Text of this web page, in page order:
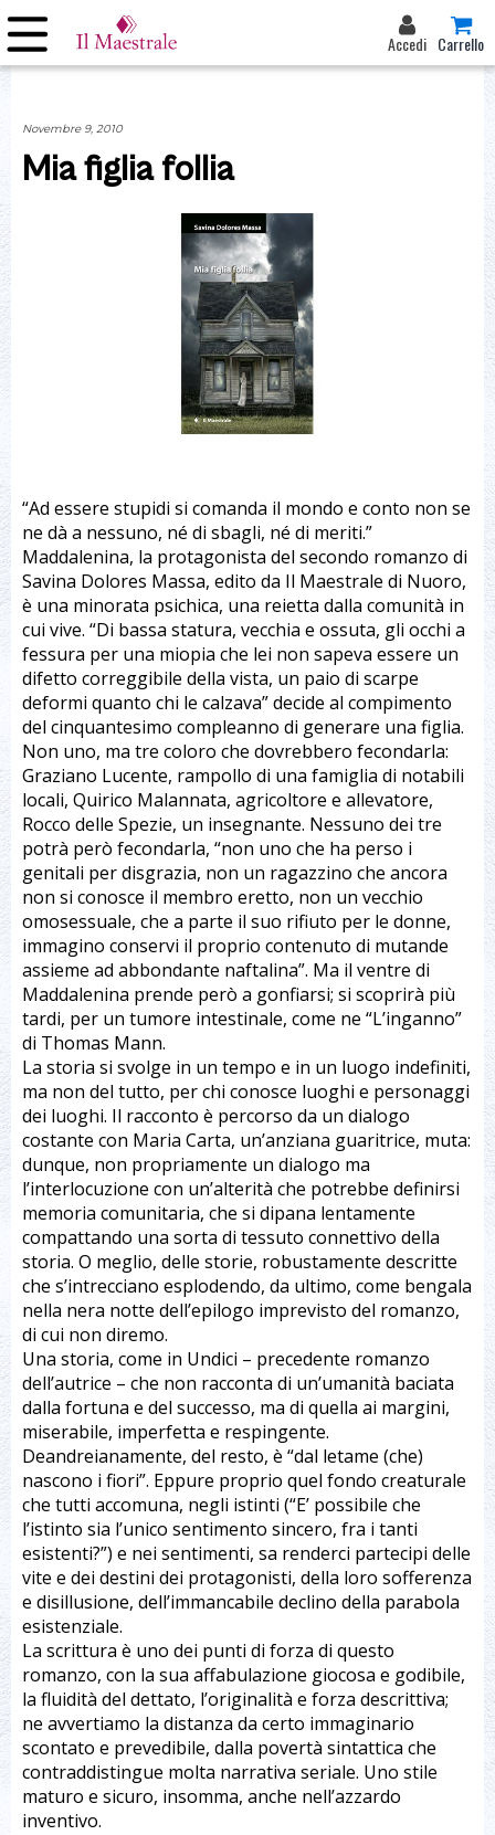
Accedi Carrello
Novembre 9, 2010
Mia figlia follia
“Ad essere stupidi si comanda il mondo e conto non se
ne dà a nessuno, né di sbagli, né di meriti.”
Maddalenina, la protagonista del secondo romanzo di
Savina Dolores Massa, edito da Il Maestrale di Nuoro,
è una minorata psichica, una reietta dalla comunità in
cui vive. “Di bassa statura, vecchia e ossuta, gli occhi a
fessura per una miopia che lei non sapeva essere un
difetto correggibile della vista, un paio di scarpe
deformi quanto chi le calzava” decide al compimento
del cinquantesimo compleanno di generare una figlia.
Non uno, ma tre coloro che dovrebbero fecondarla:
Graziano Lucente, rampollo di una famiglia di notabili
locali, Quirico Malannata, agricoltore e allevatore,
Rocco delle Spezie, un insegnante. Nessuno dei tre
potrà però fecondarla, “non uno che ha perso i
genitali per disgrazia, non un ragazzino che ancora
non si conosce il membro eretto, non un vecchio
omosessuale, che a parte il suo rifiuto per le donne,
immagino conservi il proprio contenuto di mutande
assieme ad abbondante naftalina”. Ma il ventre di
Maddalenina prende però a gonfiarsi; si scoprirà più
tardi, per un tumore intestinale, come ne “L’inganno”
di Thomas Mann.
La storia si svolge in un tempo e in un luogo indefiniti,
ma non del tutto, per chi conosce luoghi e personaggi
dei luoghi. Il racconto è percorso da un dialogo
costante con Maria Carta, un’anziana guaritrice, muta:
dunque, non propriamente un dialogo ma
l’interlocuzione con un’alterità che potrebbe definirsi
memoria comunitaria, che si dipana lentamente
compattando una sorta di tessuto connettivo della
storia. O meglio, delle storie, robustamente descritte
che s’intrecciano esplodendo, da ultimo, come bengala
nella nera notte dell’epilogo imprevisto del romanzo,
di cui non diremo.
Una storia, come in Undici – precedente romanzo
dell’autrice – che non racconta di un’umanità baciata
dalla fortuna e del successo, ma di quella ai margini,
miserabile, imperfetta e respingente.
Deandreianamente, del resto, è “dal letame (che)
nascono i fiori”. Eppure proprio quel fondo creaturale
che tutti accomuna, negli istinti (“E’ possibile che
l’istinto sia l’unico sentimento sincero, fra i tanti
esistenti?”) e nei sentimenti, sa renderci partecipi delle
vite e dei destini dei protagonisti, della loro sofferenza
e disillusione, dell’immancabile declino della parabola
esistenziale.
La scrittura è uno dei punti di forza di questo
romanzo, con la sua affabulazione giocosa e godibile,
la fluidità del dettato, l’originalità e forza descrittiva;
ne avvertiamo la distanza da certo immaginario
scontato e prevedibile, dalla povertà sintattica che
contraddistingue molta narrativa seriale. Uno stile
maturo e sicuro, insomma, anche nell’azzardo
inventivo.